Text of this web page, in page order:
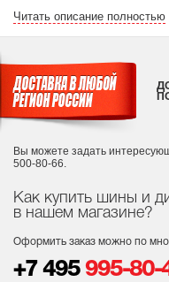
Читать описание полностью
Как купить шины и
в нашем магазине?
Оформить заказ можно по
+7 495 995-80-
Вы можете задать
500-80-66.